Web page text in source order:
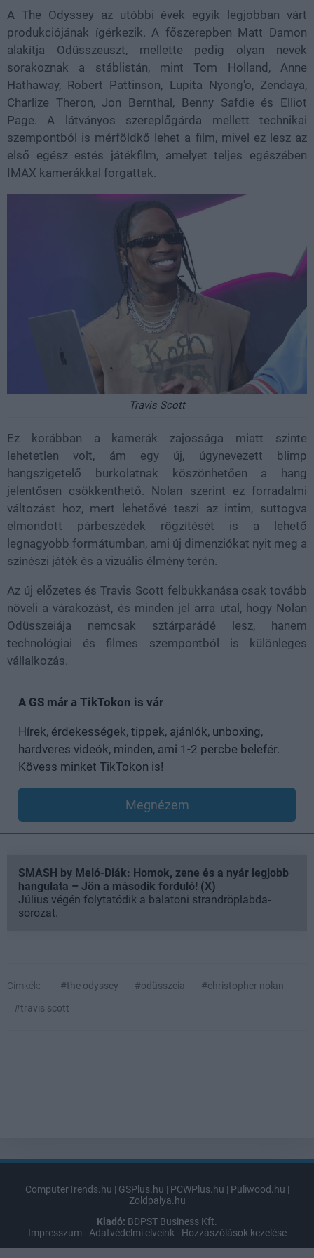
A The Odyssey az utóbbi évek egyik legjobban várt
produkciójának ígérkezik. A főszerepben Matt Damon
alakítja Odüsszeuszt, mellette pedig olyan nevek
sorakoznak a stáblistán, mint Tom Holland, Anne
Hathaway, Robert Pattinson, Lupita Nyong'o, Zendaya,
Charlize Theron, Jon Bernthal, Benny Safdie és Elliot
Page. A látványos szereplőgárda mellett technikai
szempontból is mérföldkő lehet a film, mivel ez lesz az
első egész estés játékfilm, amelyet teljes egészében
IMAX kamerákkal forgattak.
Travis Scott
Ez korábban a kamerák zajossága miatt szinte
lehetetlen volt, ám egy új, úgynevezett blimp
hangszigetelő burkolatnak köszönhetően a hang
jelentősen csökkenthető. Nolan szerint ez forradalmi
változást hoz, mert lehetővé teszi az intim, suttogva
elmondott párbeszédek rögzítését is a lehető
legnagyobb formátumban, ami új dimenziókat nyit meg a
színészi játék és a vizuális élmény terén.
Az új előzetes és Travis Scott felbukkanása csak tovább
növeli a várakozást, és minden jel arra utal, hogy Nolan
Odüsszeiája nemcsak sztárparádé lesz, hanem
technológiai és filmes szempontból is különleges
vállalkozás.
A GS már a TikTokon is vár
Hírek, érdekességek, tippek, ajánlók, unboxing,
hardveres videók, minden, ami 1-2 percbe belefér.
Kövess minket TikTokon is!
Megnézem
SMASH by Meló-Diák: Homok, zene és a nyár legjobb
hangulata – Jön a második forduló! (X)
Július végén folytatódik a balatoni strandröplabda-
sorozat.
Címkék: #the odyssey #odüsszeia
#christopher nolan
#travis scott
ComputerTrends.hu | GSPlus.hu | PCWPlus.hu | Puliwood.hu |
Zoldpalya.hu
Kiadó: BDPST Business Kft.
Impresszum -Adatvédelmi elveink- Hozzászólások kezelése